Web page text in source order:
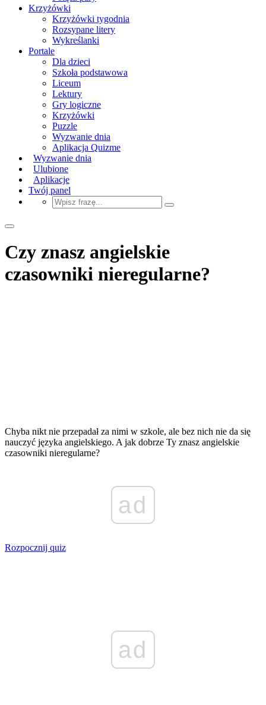
Krzyżówki
Krzyżówki tygodnia
Rozsypane litery
Wykreślanki
Portale
Dla dzieci
Szkoła podstawowa
Liceum
Lektury
Gry logiczne
Krzyżówki
Puzzle
Wyzwanie dnia
Aplikacja Quizme
Wyzwanie dnia
Ulubione
Aplikacje
Twój panel
Czy znasz angielskie
czasowniki nieregularne?
Chyba nikt nie przepadał za nimi w szkole, ale bez nich nie da się
nauczyć języka angielskiego. A jak dobrze Ty znasz angielskie
czasowniki nieregularne?
ad
Rozpocznij quiz
ad